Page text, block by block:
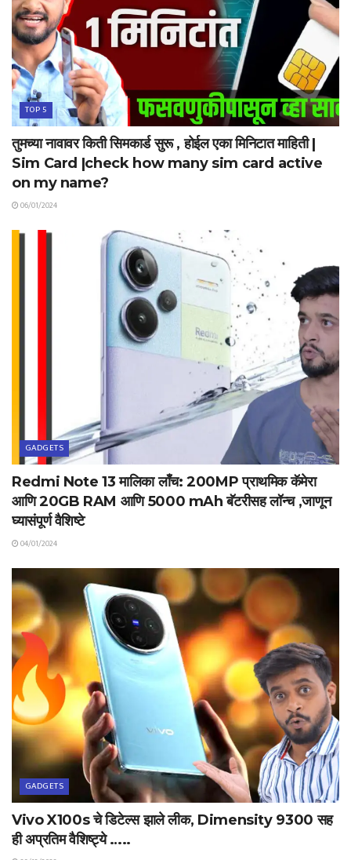
TOP 5
तुमच्या नावावर किती सिमकार्ड सुरू , होईल एका मिनिटात माहिती |
Sim Card |check how many sim card active
on my name?
06/01/2024
GADGETS
Redmi Note 13 मालिका लाँच: 200MP प्राथमिक कॅमेरा
आणि 20GB RAM आणि 5000 mAh बॅटरीसह लॉन्च ,जाणून
घ्यासंपूर्ण वैशिष्टे
04/01/2024
GADGETS
Vivo X100s चे डिटेल्स झाले लीक, Dimensity 9300 सह
ही अप्रतिम वैशिष्ट्ये …..